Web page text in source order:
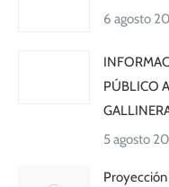
6 agosto
PÚBLICO
5 agosto
Proyección